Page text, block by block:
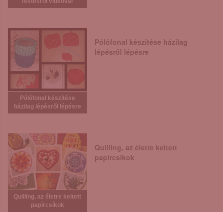
Pólófonal készítése
házilag lépésről lépésre
Pólófonal készítése házilag
lépésről lépésre
Quilling, az életre keltett
papírcsíkok
Quilling, az életre keltett
papírcsíkok